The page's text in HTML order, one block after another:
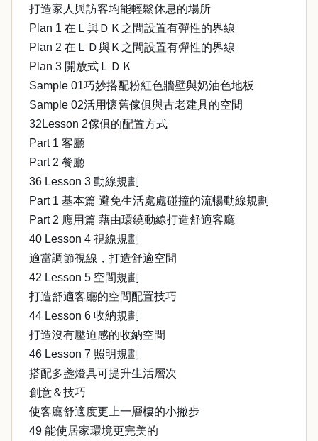
打造家人與訪客均能輕鬆休息的場所
Plan 1 在Ｌ與ＤＫ之間設置有彈性的界線
Plan 2 在ＬＤ與Ｋ之間設置有彈性的界線
Plan 3 開放式ＬＤＫ
Sample 01巧妙搭配粉紅色牆壁與奶油色地板
Sample 02活用懷舊傢俱與古老建具的空間
32Lesson 2傢俱的配置方式
Part 1 客廳
Part 2 餐廳
36 Lesson 3 動線規劃
Part 1 基本篇 避免生活處處碰撞的流暢動線規劃
Part 2 應用篇 藉由環繞動線打造舒適客廳
40 Lesson 4 視線規劃
適當調節視線，打造舒適空間
42 Lesson 5 空間規劃
打造舒適客廳的空間配置技巧
44 Lesson 6 收納規劃
打造沒有壓迫感的收納空間
46 Lesson 7 照明規劃
搭配多盞燈具可提升生活層次
創意＆技巧
使客廳舒適度更上一層樓的小撇步
49 能使居家環境更完美的